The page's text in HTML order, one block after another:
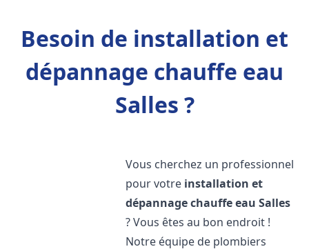
Besoin de installation et
dépannage chauffe eau
Salles ?
Vous cherchez un professionnel
pour votre installation et
dépannage chauffe eau Salles
? Vous êtes au bon endroit !
Notre équipe de plombiers